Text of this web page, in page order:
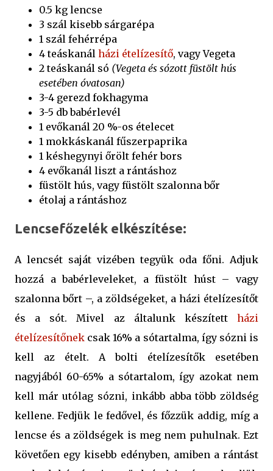
0.5 kg lencse
3 szál kisebb sárgarépa
1 szál fehérrépa
4 teáskanál házi ételízesítő, vagy Vegeta
2 teáskanál só (Vegeta és sózott füstölt hús
esetében óvatosan)
3-4 gerezd fokhagyma
3-5 db babérlevél
1 evőkanál 20 %-os ételecet
1 mokkáskanál fűszerpaprika
1 késhegynyi őrölt fehér bors
4 evőkanál liszt a rántáshoz
füstölt hús, vagy füstölt szalonna bőr
étolaj a rántáshoz
Lencsefőzelék elkészítése:
A lencsét saját vizében tegyük oda főni. Adjuk
hozzá a babérleveleket, a füstölt húst – vagy
szalonna bőrt –, a zöldségeket, a házi ételízesítőt
és a sót. Mivel az általunk készített házi
ételízesítőnek csak 16% a sótartalma, így sózni is
kell az ételt. A bolti ételízesítők esetében
nagyjából 60-65% a sótartalom, így azokat nem
kell már utólag sózni, inkább abba több zöldség
kellene. Fedjük le fedővel, és főzzük addig, míg a
lencse és a zöldségek is meg nem puhulnak. Ezt
követően egy kisebb edényben, amiben a rántást